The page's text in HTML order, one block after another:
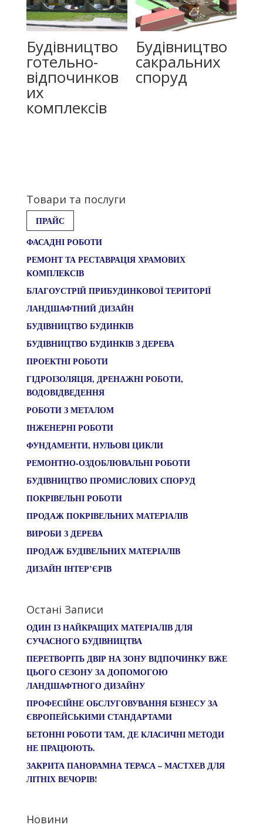
Будівництво
готельно-
відпочинков
их
комплексів
Будівництво
сакральних
споруд
Товари та послуги
ПРАЙС
ФАСАДНІ РОБОТИ
РЕМОНТ ТА РЕСТАВРАЦІЯ ХРАМОВИХ
КОМПЛЕКСІВ
БЛАГОУСТРІЙ ПРИБУДИНКОВОЇ ТЕРИТОРІЇ
ЛАНДШАФТНИЙ ДИЗАЙН
БУДІВНИЦТВО БУДИНКІВ
БУДІВНИЦТВО БУДИНКІВ З ДЕРЕВА
ПРОЕКТНІ РОБОТИ
ГІДРОІЗОЛЯЦІЯ, ДРЕНАЖНІ РОБОТИ,
ВОДОВІДВЕДЕННЯ
РОБОТИ З МЕТАЛОМ
ІНЖЕНЕРНІ РОБОТИ
ФУНДАМЕНТИ, НУЛЬОВІ ЦИКЛИ
РЕМОНТНО-ОЗДОБЛЮВАЛЬНІ РОБОТИ
БУДІВНИЦТВО ПРОМИСЛОВИХ СПОРУД
ПОКРІВЕЛЬНІ РОБОТИ
ПРОДАЖ ПОКРІВЕЛЬНИХ МАТЕРІАЛІВ
ВИРОБИ З ДЕРЕВА
ПРОДАЖ БУДІВЕЛЬНИХ МАТЕРІАЛІВ
ДИЗАЙН ІНТЕР’ЄРІВ
Остані Записи
ОДИН ІЗ НАЙКРАЩИХ МАТЕРІАЛІВ ДЛЯ
СУЧАСНОГО БУДІВНИЦТВА
ПЕРЕТВОРІТЬ ДВІР НА ЗОНУ ВІДПОЧИНКУ ВЖЕ
ЦЬОГО СЕЗОНУ ЗА ДОПОМОГОЮ
ЛАНДШАФТНОГО ДИЗАЙНУ
ПРОФЕСІЙНЕ ОБСЛУГОВУВАННЯ БІЗНЕСУ ЗА
ЄВРОПЕЙСЬКИМИ СТАНДАРТАМИ
БЕТОННІ РОБОТИ ТАМ, ДЕ КЛАСИЧНІ МЕТОДИ
НЕ ПРАЦЮЮТЬ.
ЗАКРИТА ПАНОРАМНА ТЕРАСА – МАСТХЕВ ДЛЯ
ЛІТНІХ ВЕЧОРІВ!
Новини